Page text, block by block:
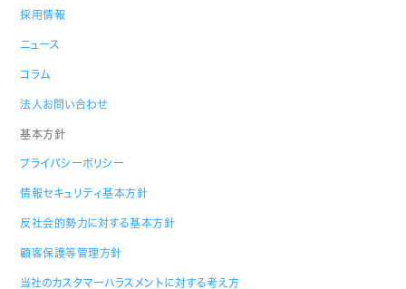
採用情報
ニュース
コラム
法人お問い合わせ
基本方針
プライバシーポリシー
情報セキュリティ基本方針
反社会的勢力に対する基本方針
顧客保護等管理方針
当社のカスタマーハラスメントに対する考え方